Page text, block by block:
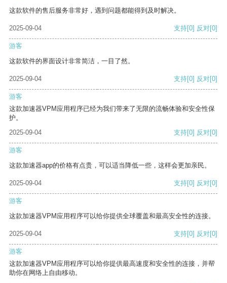
这款软件的售后服务非常好，遇到问题都能得到及时解决。
2025-09-04 支持[0] 反对[0]
游客
这款软件的界面设计非常简洁，一目了然。
2025-09-04 支持[0] 反对[0]
游客
这款加速器VPM应用程序已经为我们带来了无限的流畅体验和安全性保
护。
2025-09-04
支持[0] 反对[0]
游客
这款加速器app的价格有点贵，可以适当降低一些，这样会更加亲民。
2025-09-04 支持[0] 反对[0]
游客
这款加速器VPM应用程序可以给你提供全球覆盖和最高安全性的连接。
2025-09-04 支持[0] 反对[0]
游客
这款加速器VPM应用程序可以给你提供最高速度和安全性的连接，并帮
助你在网络上自由移动。